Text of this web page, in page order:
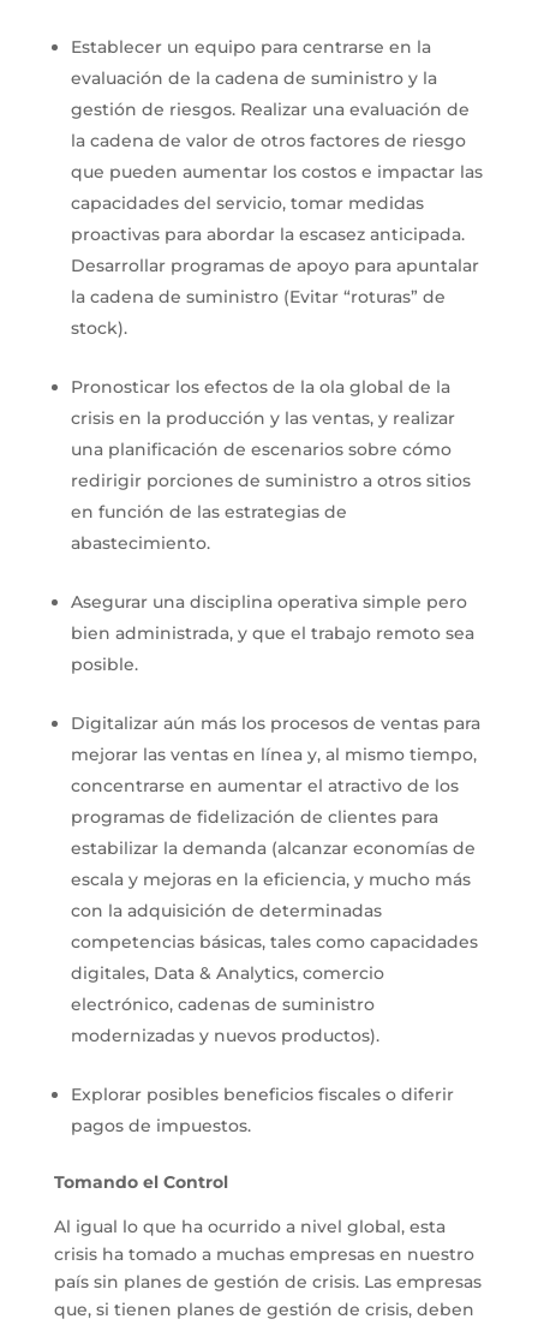
Establecer un equipo para centrarse en la
evaluación de la cadena de suministro y la
gestión de riesgos. Realizar una evaluación de
la cadena de valor de otros factores de riesgo
que pueden aumentar los costos e impactar las
capacidades del servicio, tomar medidas
proactivas para abordar la escasez anticipada.
Desarrollar programas de apoyo para apuntalar
la cadena de suministro (Evitar “roturas” de
stock).
Pronosticar los efectos de la ola global de la
crisis en la producción y las ventas, y realizar
una planificación de escenarios sobre cómo
redirigir porciones de suministro a otros sitios
en función de las estrategias de
abastecimiento.
Asegurar una disciplina operativa simple pero
bien administrada, y que el trabajo remoto sea
posible.
Digitalizar aún más los procesos de ventas para
mejorar las ventas en línea y, al mismo tiempo,
concentrarse en aumentar el atractivo de los
programas de fidelización de clientes para
estabilizar la demanda (alcanzar economías de
escala y mejoras en la eficiencia, y mucho más
con la adquisición de determinadas
competencias básicas, tales como capacidades
digitales, Data & Analytics, comercio
electrónico, cadenas de suministro
modernizadas y nuevos productos).
Explorar posibles beneficios fiscales o diferir
pagos de impuestos.
Tomando el Control
Al igual lo que ha ocurrido a nivel global, esta
crisis ha tomado a muchas empresas en nuestro
país sin planes de gestión de crisis. Las empresas
que, si tienen planes de gestión de crisis, deben